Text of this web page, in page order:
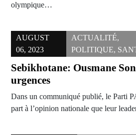
olympique…
AUGUST
06, 2023
ACTUALITÉ,
POLITIQUE,
Sebikhotane: Ousmane
urgences
Dans un communiqué publié, le Parti
part à l’opinion nationale que leur